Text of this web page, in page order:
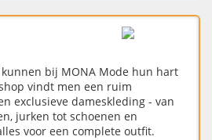
bij MONA Mode hun hart
vindt men een ruim
exclusieve dameskleding - van
jurken tot schoenen en
voor een complete outfit.